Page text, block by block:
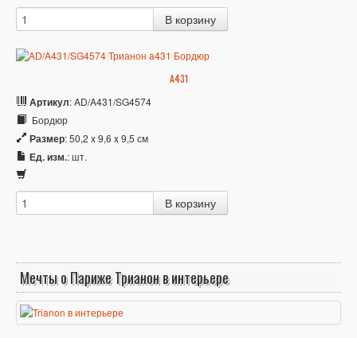
A431
Артикул: AD/A431/SG4574
Бордюр
Размер: 50,2 x 9,6 x 9,5 см
Ед. изм.: шт.
Мечты о Париже Трианон в интерьере